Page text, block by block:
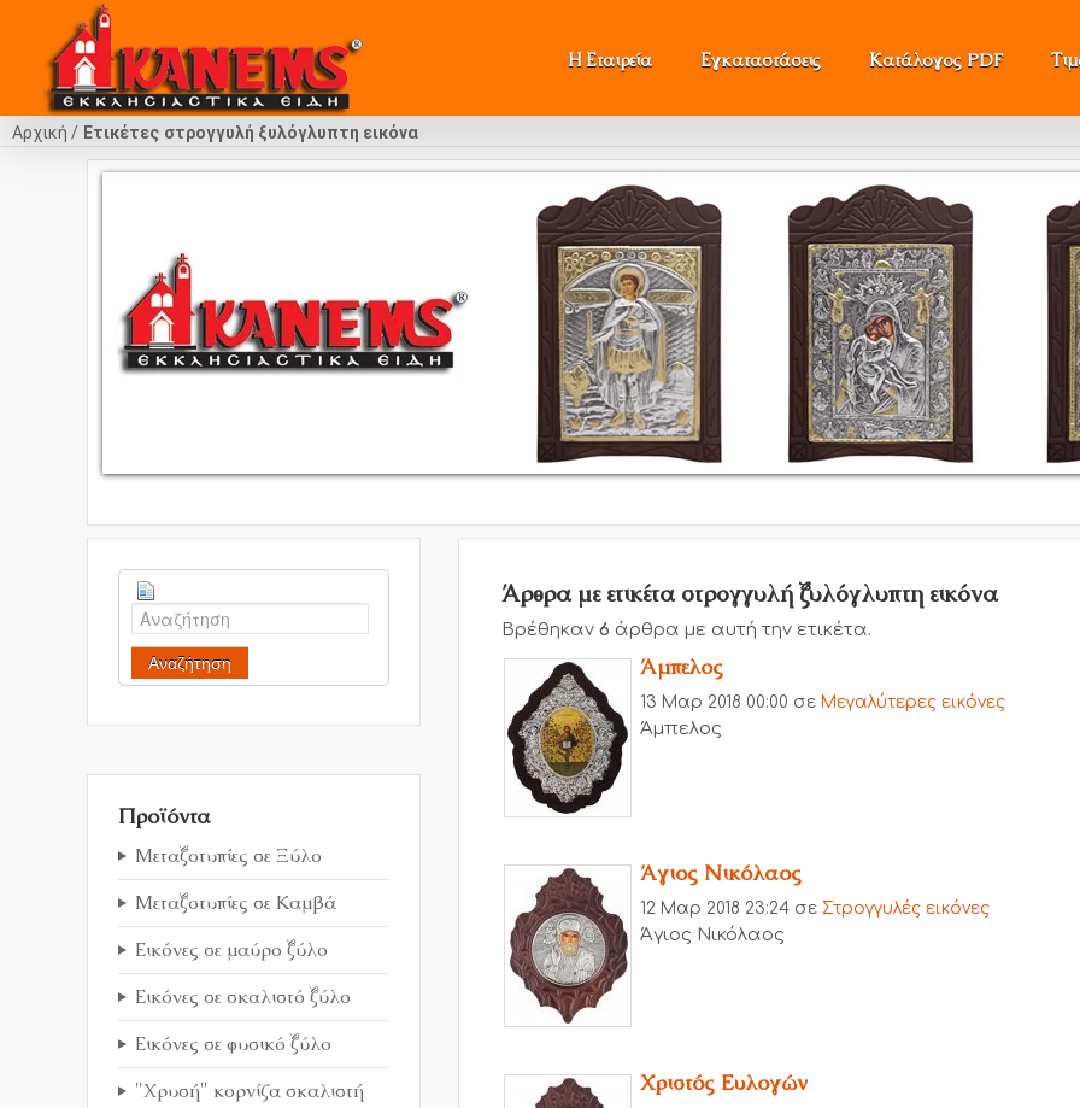
Η Εταιρεία Εγκαταστάσεις Κατάλογος PDF
Αρχική Ετικέτες στρογγυλή ξυλόγλυπτη εικόνα
Αναζήτηση
Προϊόντα
Μεταξοτυπίες σε Ξύλο
Μεταξοτυπίες σε Καμβά
Εικόνες σε μαύρο ξύλο
Εικόνες σε σκαλιστό ξύλο
Εικόνες σε φυσικό ξύλο
"Χρυσή" κορνίζα σκαλιστή
Άρθρα με ετικέτα στρογγυλή ξυλόγλυπτη εικόνα
Βρέθηκαν 6 άρθρα με αυτή την ετικέτα.
Άμπελος
13 Μαρ 2018 00:00 σε Μεγαλύτερες εικόνες
Άμπελος
Άγιος Νικόλαος
12 Μαρ 2018 23:24σε Στρογγυλές εικόνες
Άγιος Νικόλαος
Χριστός Ευλογών